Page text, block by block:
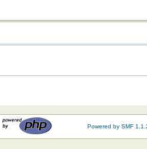
Powered by SMF